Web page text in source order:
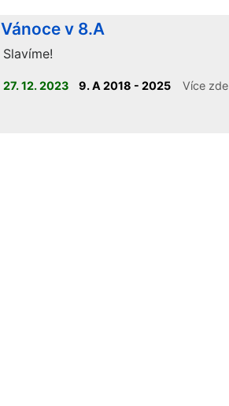
Vánoce v 8.A
Slavíme!
27. 12. 2023 9. A 2018 - 2025 Více zde